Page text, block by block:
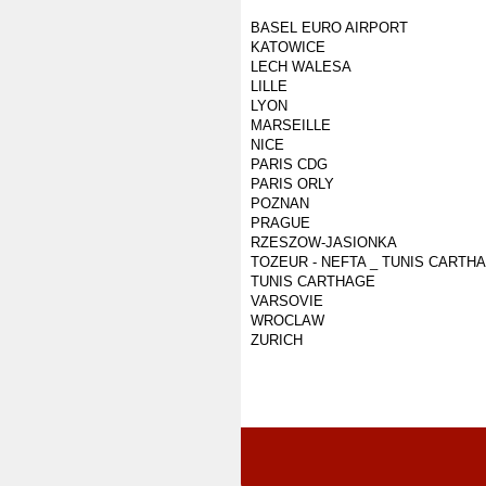
BASEL EURO AIRPORT
KATOWICE
LECH WALESA
LILLE
LYON
MARSEILLE
NICE
PARIS CDG
PARIS ORLY
POZNAN
PRAGUE
RZESZOW-JASIONKA
TOZEUR - NEFTA _ TUNIS
TUNIS CARTHAGE
VARSOVIE
WROCLAW
ZURICH